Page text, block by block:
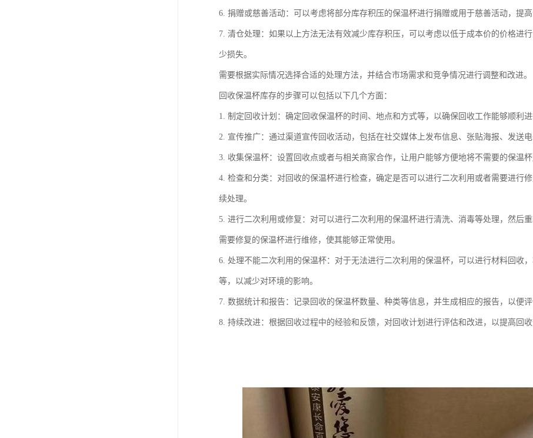
6. 捐赠或慈善活动：可以考虑将部分库存积压的保温杯进行捐赠或用于慈善活动，提高
7. 清仓处理：如果以上方法无法有效减少库存积压，可以考虑以低于成本价的价格进
少损失。
需要根据实际情况选择合适的处理方法，并结合市场需求和竞争情况进行调整和改进。
回收保温杯库存的步骤可以包括以下几个方面：
1. 制定回收计划：确定回收保温杯的时间、地点和方式等，以确保回收工作能够顺利进
2. 宣传推广：通过渠道宣传回收活动，包括在社交媒体上发布信息、张贴海报、发送
3. 收集保温杯：设置回收点或者与相关商家合作，让用户能够方便地将不需要的保温杯
4. 检查和分类：对回收的保温杯进行检查，确定是否可以进行二次利用或者需要进行
续处理。
5. 进行二次利用或修复：对可以进行二次利用的保温杯进行清洗、消毒等处理，然后
需要修复的保温杯进行维修，使其能够正常使用。
6. 处理不能二次利用的保温杯：对于无法进行二次利用的保温杯，可以进行材料回收
等，以减少对环境的影响。
7. 数据统计和报告：记录回收的保温杯数量、种类等信息，并生成相应的报告，以便评
8. 持续改进：根据回收过程中的经验和反馈，对回收计划进行评估和改进，以提高回收